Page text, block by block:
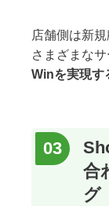
店舗側は新
さまざまなサ
Winを実現す
合
グ